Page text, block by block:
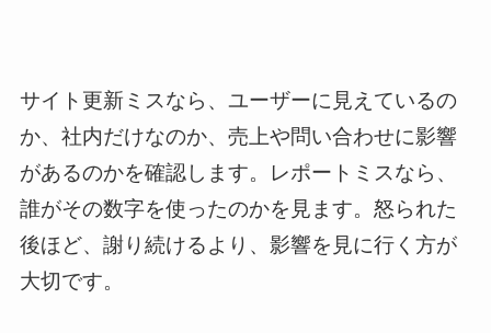
サイト更新ミスなら、ユーザーに見えているの
か、社内だけなのか、売上や問い合わせに影響
があるのかを確認します。レポートミスなら、
誰がその数字を使ったのかを見ます。怒られた
後ほど、謝り続けるより、影響を見に行く方が
大切です。